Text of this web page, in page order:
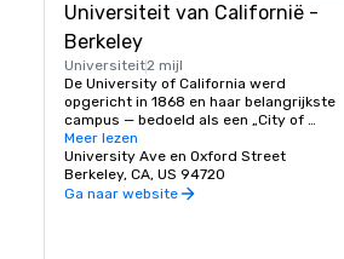
Universiteit van Californië -
Berkeley
Universiteit2 mijl
De University of California werd
opgericht in 1868 en haar belangrijkste
campus — bedoeld als een „City of
Learning” — werd opgericht in Berkeley,
aan de San Francisco Bay. Tegenwoordig
is UC Berkeley de belangrijkste openbare
universiteit ter wereld en een bron van
Meer lezen
University Ave en Oxford Street
Berkeley, CA, US 94720
Ga naar website